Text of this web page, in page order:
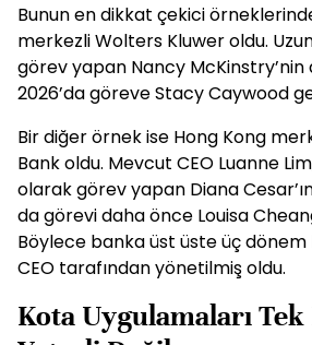
Bunun en dikkat çekici
merkezli Wolters Kluwer oldu.
görev yapan Nancy McKinstry’nin
2026’da göreve Stacy Caywood
Bir diğer örnek ise Hong Kong
Bank oldu. Mevcut CEO Luanne
olarak görev yapan Diana
da görevi daha önce Louisa
Böylece banka üst üste üç dönem
CEO tarafından yönetilmiş oldu.
Kota Uygulamaları Tek